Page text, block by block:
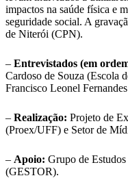
impactos na saúde física e
seguridade social. A
de Niterói (CPN).
– Entrevistados (em
Cardoso de Souza (Escola
Francisco Leonel
– Realização: Projeto de
(Proex/UFF) e Setor de
– Apoio: Grupo de
(GESTOR).